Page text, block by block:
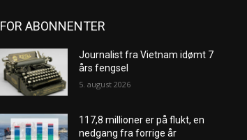
FOR ABONNENTER
Journalist fra Vietnam idømt 7
års fengsel
5. august 2026
117,8 millioner er på flukt, en
nedgang fra forrige år